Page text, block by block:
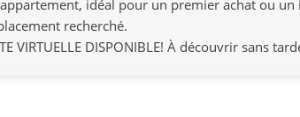
appartement, idéal pour un premier achat ou
recherché.
VIRTUELLE DISPONIBLE! À découvrir sans